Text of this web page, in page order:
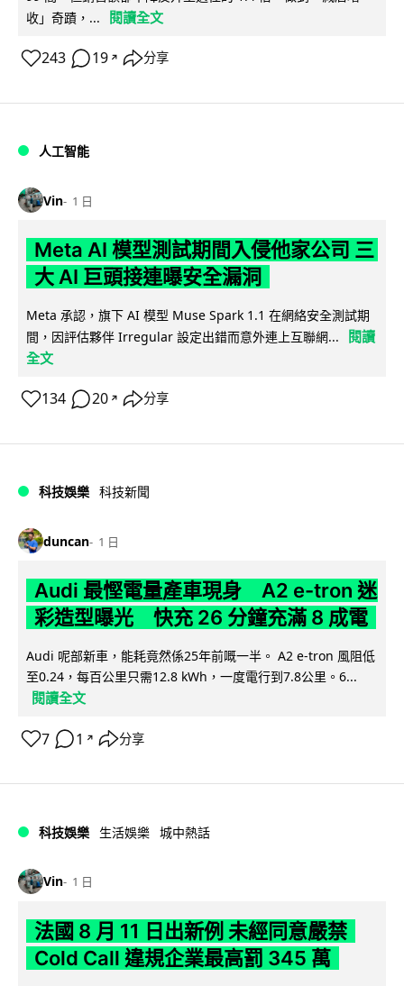
收」奇蹟，...
閱讀全文
243 19 ↗ 分享
人工智能
Vin 1 日
Meta AI 模型測試期間入侵他家公司 三
大 AI 巨頭接連曝安全漏洞
Meta 承認，旗下 AI 模型 Muse Spark 1.1 在網絡安全測試期
間，因評估夥伴 Irregular 設定出錯而意外連上互聯網...
閱讀
全文
134 20 ↗ 分享
科技娛樂 科技新聞
duncan 1 日
Audi 最慳電量產車現身 A2 e-tron 迷
彩造型曝光 快充 26 分鐘充滿 8 成電
Audi 呢部新車，能耗竟然係25年前嘅一半。 A2 e-tron 風阻低
至0.24，每百公里只需12.8 kWh，一度電行到7.8公里。6...
閱讀全文
7 1 ↗ 分享
科技娛樂 生活娛樂 城中熱話
Vin 1 日
法國 8 月 11 日出新例 未經同意嚴禁
Cold Call 違規企業最高罰 345 萬